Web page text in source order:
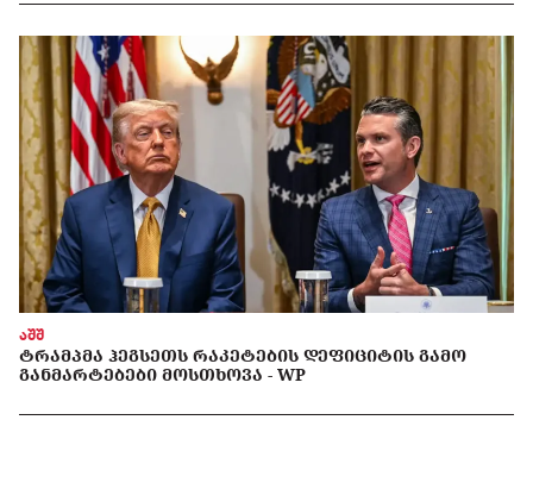
აშშ
ᲢᲠᲐᲛᲞᲛᲐ ᲰᲔᲒᲡᲔᲗᲡ ᲠᲐᲙᲔᲢᲔᲑᲘᲡ ᲓᲔᲤᲘᲪᲘᲢᲘᲡ ᲒᲐᲛᲝ
ᲒᲐᲜᲛᲐᲠᲢᲔᲑᲔᲑᲘ ᲛᲝᲡᲗᲮᲝᲕᲐ - WP